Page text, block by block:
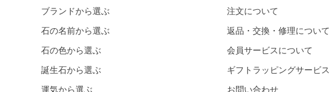
ブランドから選ぶ
石の名前から選ぶ
石の色から選ぶ
誕生石から選ぶ
運気から選ぶ
注文について
返品・交換・修理について
会員サービスについて
ギフトラッピングサービス
お問い合わせ